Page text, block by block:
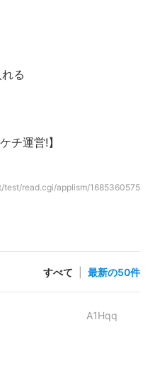
る
チ運営!】
test/read.cgi/applism/1685360575
すべて 最新の50件
A1Hqq